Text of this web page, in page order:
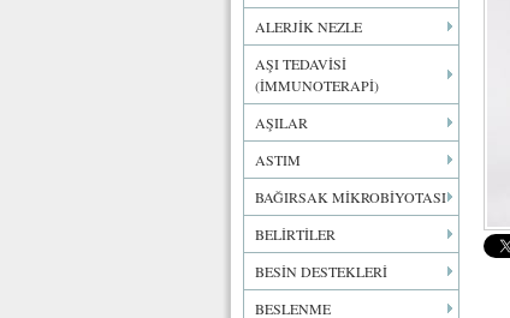
ALERJİK NEZLE
AŞI TEDAVİSİ
(İMMUNOTERAPİ)
AŞILAR
ASTIM
BAĞIRSAK MİKROBİYOTASI
BELİRTİLER
BESİN DESTEKLERİ
BESLENME